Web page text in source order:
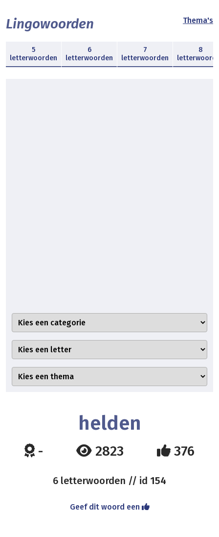
Lingowoorden Thema's
5
letterwoorden
6
letterwoorden
7
letterwoorden
8
helden
- 2823 376
6 letterwoorden // id 154
Geef dit woord een